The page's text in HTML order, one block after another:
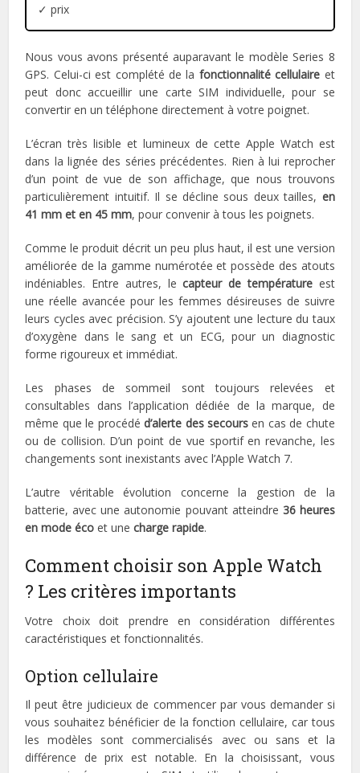
✓ prix
Nous vous avons présenté auparavant le modèle Series 8
GPS. Celui-ci est complété de la fonctionnalité cellulaire et
peut donc accueillir une carte SIM individuelle, pour se
convertir en un téléphone directement à votre poignet.
L’écran très lisible et lumineux de cette Apple Watch est
dans la lignée des séries précédentes. Rien à lui reprocher
d’un point de vue de son affichage, que nous trouvons
particulièrement intuitif. Il se décline sous deux tailles, en
41 mm et en 45 mm, pour convenir à tous les poignets.
Comme le produit décrit un peu plus haut, il est une version
améliorée de la gamme numérotée et possède des atouts
indéniables. Entre autres, lecapteur de température est
une réelle avancée pour les femmes désireuses de suivre
leurs cycles avec précision. S’y ajoutent une lecture du taux
d’oxygène dans le sang et un ECG, pour un diagnostic
forme rigoureux et immédiat.
Les phases de sommeil sont toujours relevées et
consultables dans l’application dédiée de la marque, de
même que le procédéd’alerte des secoursen cas de chute
ou de collision. D’un point de vue sportif en revanche, les
changements sont inexistants avec l’Apple Watch 7.
L’autre véritable évolution concerne la gestion de la
batterie, avec une autonomie pouvant atteindre 36 heures
en mode éco et unecharge rapide.
Comment choisir son Apple Watch
? Les critères importants
Votre choix doit prendre en considération différentes
caractéristiques et fonctionnalités.
Option cellulaire
Il peut être judicieux de commencer par vous demander si
vous souhaitez bénéficier de la fonction cellulaire, car tous
les modèles sont commercialisés avec ou sans et la
différence de prix est notable. En la choisissant, vous